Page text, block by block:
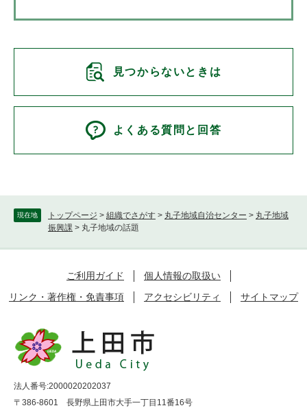
現在地 トップページ > 組織でさがす > 丸子地域自治センター > 丸子地域
振興課 > 丸子地域の話題
見つからないときは
よくある質問と回答
ご利用ガイド
個人情報の取扱い
リンク・著作権・免責事項
アクセシビリティ サイトマップ
法人番号:2000020202037
〒386-8601 長野県上田市大手一丁目11番16号